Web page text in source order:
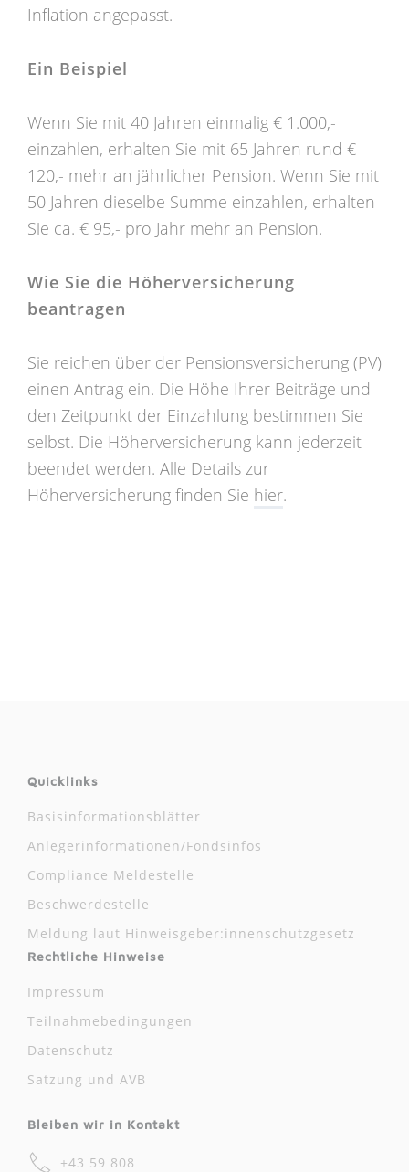
Inflation angepasst.
Ein Beispiel
Wenn Sie mit 40 Jahren einmalig € 1.000,-
einzahlen, erhalten Sie mit 65 Jahren rund €
120,- mehr an jährlicher Pension. Wenn Sie mit
50 Jahren dieselbe Summe einzahlen, erhalten
Sie ca. € 95,- pro Jahr mehr an Pension.
Wie Sie die Höherversicherung
beantragen
Sie reichen über der Pensionsversicherung (PV)
einen Antrag ein. Die Höhe Ihrer Beiträge und
den Zeitpunkt der Einzahlung bestimmen Sie
selbst. Die Höherversicherung kann jederzeit
beendet werden. Alle Details zur
Höherversicherung finden Sie hier.
Quicklinks
Basisinformationsblätter
Anlegerinformationen/Fondsinfos
Compliance Meldestelle
Beschwerdestelle
Meldung laut Hinweisgeber:innenschutzgesetz
Rechtliche Hinweise
Impressum
Teilnahmebedingungen
Datenschutz
Satzung und AVB
Bleiben wir in Kontakt
+43 59 808